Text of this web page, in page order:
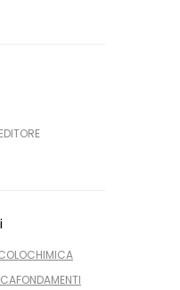
CHIMICA
FONDAMENTI